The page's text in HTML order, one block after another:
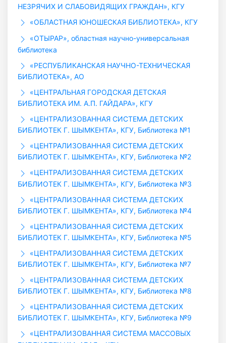
НЕЗРЯЧИХ И СЛАБОВИДЯЩИХ ГРАЖДАН», КГУ
«ОБЛАСТНАЯ ЮНОШЕСКАЯ БИБЛИОТЕКА», КГУ
«ОТЫРАР», областная научно-универсальная
библиотека
«РЕСПУБЛИКАНСКАЯ НАУЧНО-ТЕХНИЧЕСКАЯ
БИБЛИОТЕКА», АО
«ЦЕНТРАЛЬНАЯ ГОРОДСКАЯ ДЕТСКАЯ
БИБЛИОТЕКА ИМ. А.П. ГАЙДАРА», КГУ
«ЦЕНТРАЛИЗОВАННАЯ СИСТЕМА ДЕТСКИХ
БИБЛИОТЕК Г. ШЫМКЕНТА», КГУ, Библиотека №1
«ЦЕНТРАЛИЗОВАННАЯ СИСТЕМА ДЕТСКИХ
БИБЛИОТЕК Г. ШЫМКЕНТА», КГУ, Библиотека №2
«ЦЕНТРАЛИЗОВАННАЯ СИСТЕМА ДЕТСКИХ
БИБЛИОТЕК Г. ШЫМКЕНТА», КГУ, Библиотека №3
«ЦЕНТРАЛИЗОВАННАЯ СИСТЕМА ДЕТСКИХ
БИБЛИОТЕК Г. ШЫМКЕНТА», КГУ, Библиотека №4
«ЦЕНТРАЛИЗОВАННАЯ СИСТЕМА ДЕТСКИХ
БИБЛИОТЕК Г. ШЫМКЕНТА», КГУ, Библиотека №5
«ЦЕНТРАЛИЗОВАННАЯ СИСТЕМА ДЕТСКИХ
БИБЛИОТЕК Г. ШЫМКЕНТА», КГУ, Библиотека №7
«ЦЕНТРАЛИЗОВАННАЯ СИСТЕМА ДЕТСКИХ
БИБЛИОТЕК Г. ШЫМКЕНТА», КГУ, Библиотека №8
«ЦЕНТРАЛИЗОВАННАЯ СИСТЕМА ДЕТСКИХ
БИБЛИОТЕК Г. ШЫМКЕНТА», КГУ, Библиотека №9
«ЦЕНТРАЛИЗОВАННАЯ СИСТЕМА МАССОВЫХ